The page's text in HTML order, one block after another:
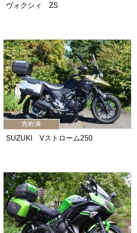
ヴォクシィ ZS
SUZUKI Vストローム250